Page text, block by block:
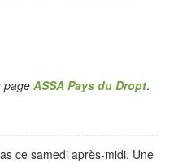
page ASSA Pays du Dropt.
ce samedi après-midi. Une